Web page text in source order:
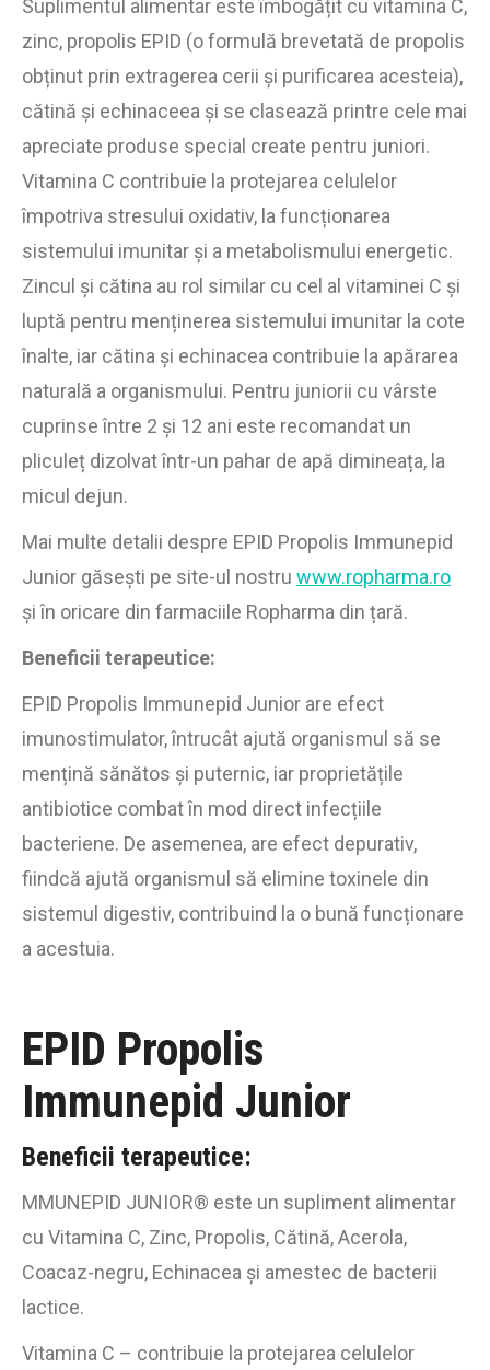
Suplimentul alimentar este îmbogățit cu vitamina C,
zinc, propolis EPID (o formulă brevetată de propolis
obținut prin extragerea cerii și purificarea acesteia),
cătină și echinaceea și se clasează printre cele mai
apreciate produse special create pentru juniori.
Vitamina C contribuie la protejarea celulelor
împotriva stresului oxidativ, la funcționarea
sistemului imunitar și a metabolismului energetic.
Zincul și cătina au rol similar cu cel al vitaminei C și
luptă pentru menținerea sistemului imunitar la cote
înalte, iar cătina și echinacea contribuie la apărarea
naturală a organismului. Pentru juniorii cu vârste
cuprinse între 2 și 12 ani este recomandat un
pliculeț dizolvat într-un pahar de apă dimineața, la
micul dejun.
Mai multe detalii despre EPID Propolis Immunepid
Junior găsești pe site-ul nostru www.ropharma.ro
și în oricare din farmaciile Ropharma din țară.
Beneficii terapeutice:
EPID Propolis Immunepid Junior are efect
imunostimulator, întrucât ajută organismul să se
mențină sănătos și puternic, iar proprietățile
antibiotice combat în mod direct infecțiile
bacteriene. De asemenea, are efect depurativ,
fiindcă ajută organismul să elimine toxinele din
sistemul digestiv, contribuind la o bună funcționare
a acestuia.
EPID Propolis
Immunepid Junior
Beneficii terapeutice:
MMUNEPID JUNIOR® este un supliment alimentar
cu Vitamina C, Zinc, Propolis, Cătină, Acerola,
Coacaz-negru, Echinacea și amestec de bacterii
lactice.
Vitamina C – contribuie la protejarea celulelor